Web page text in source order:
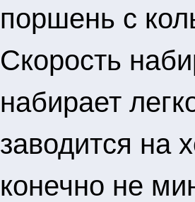
поршень с
Скорость
набирает
заводится на
конечно не